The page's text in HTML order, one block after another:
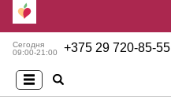
Сегодня
09:00-21:00
+375 29 720-85-55